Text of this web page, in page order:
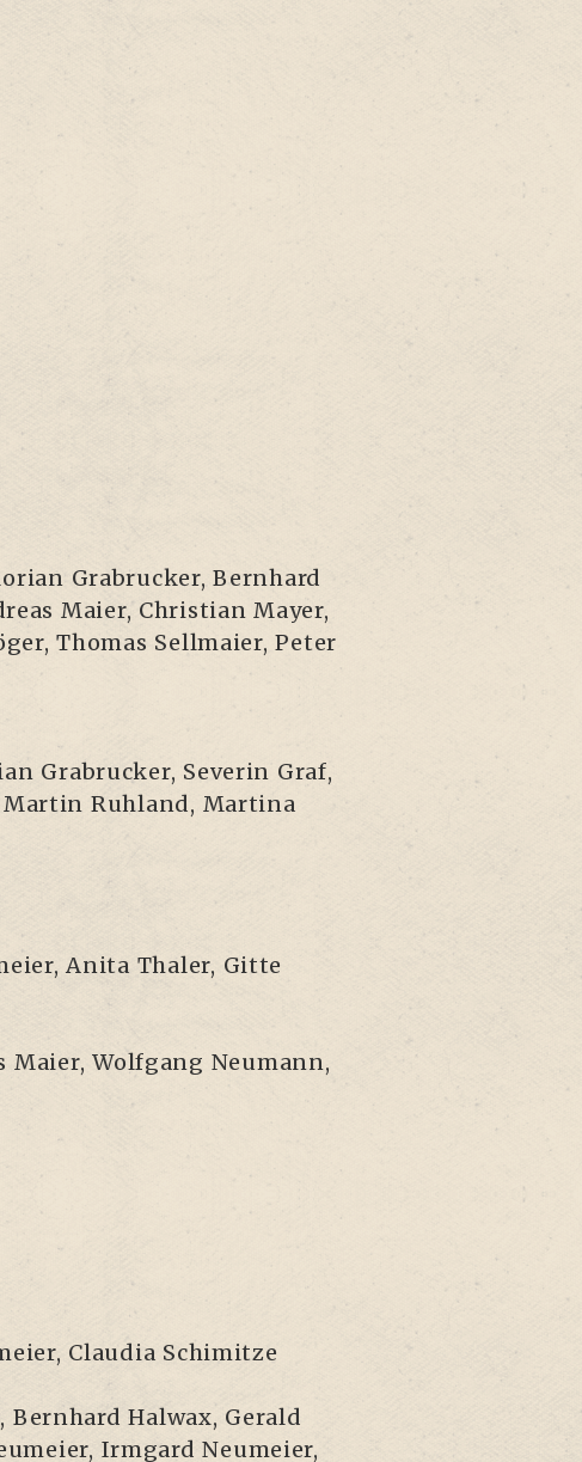
Grabru­cker, Bern­hard
Mai­er, Chris­ti­an May­er,
Tho­mas Sell­mai­er, Peter
Grabru­cker, Seve­rin Graf,
Mar­tin Ruh­land, Mar­ti­na
Ani­ta Tha­ler, Git­te
Mai­er, Wolf­gang Neu­mann,
Clau­dia Schimitze
Hal­wax, Gerald
Irm­gard Neu­mei­er,